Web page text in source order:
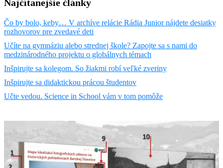
Najčítanejšie články
Čo by bolo, keby… V archíve relácie Rádia Junior nájdete desiatky
rozhovorov pre zvedavé deti
Učíte na gymnáziu alebo strednej škole? Zapojte sa s nami do
medzinárodného projektu o globálnych témach
Inšpirujte sa kolegom. So žiakmi robí veľké zveriny
Inšpirujte sa didaktickou prácou študentov
Učte vedou. Science in School vám v tom pomôže